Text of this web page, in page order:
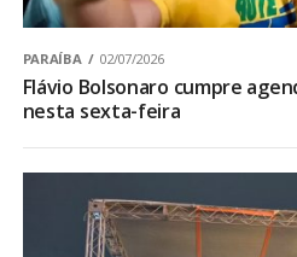
PARAÍBA 02/07/2026
Flávio Bolsonaro cumpre
nesta sexta-feira